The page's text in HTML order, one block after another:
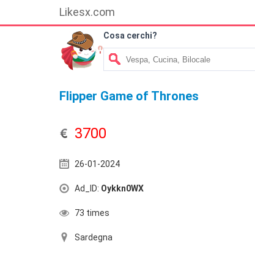
Likesx.com
Cosa cerchi?
Flipper Game of Thrones
3700
26-01-2024
Ad_ID: Oykkn0WX
73 times
Sardegna